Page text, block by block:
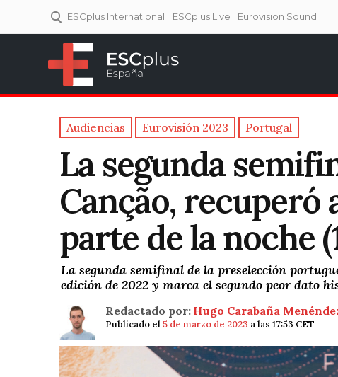
ESCplus International ESCplus Live Eurovision Sound
Audiencias Eurovisión 2023 Portugal
La segunda
Canção,
parte de la noche
La segunda semifinal de la preselección
edición de 2022 y marca el segundo peor dato
Redactado por: Hugo Carabaña
Publicado el5 de marzo de 2023 a las 17:53 CET